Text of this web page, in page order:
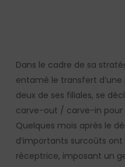
Dans le cadre de sa
entamé le transfert
deux de ses filiales, se
carve-out / carve-in pour
Quelques mois après le
d’importants surcoûts
réceptrice, imposant un